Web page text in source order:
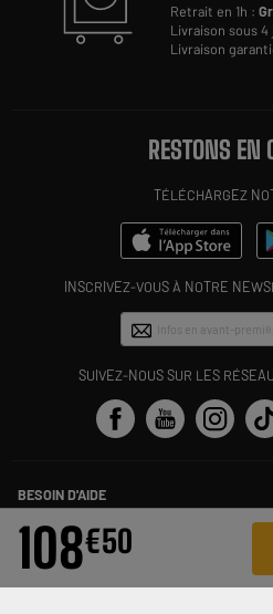
108€50
Retrait en 1h :
Livraison sous
Livraison
RESTONS EN
TÉLÉCHARGEZ
INSCRIVEZ-VOUS À NOTRE
SUIVEZ-NOUS SUR LES
BESOIN D'AIDE
Contactez-nous
Suivre ma commande
Modifier ou annuler ma commande
ELECTRO DEPOT
Qui sommes nous ?
PRODUITS & CONSEILS